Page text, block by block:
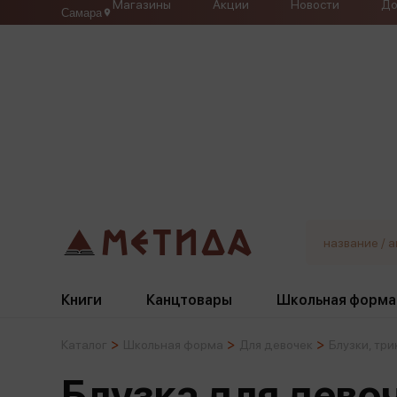
Самара
Магазины Акции Новости
Книги Канцтовары Школьная форма